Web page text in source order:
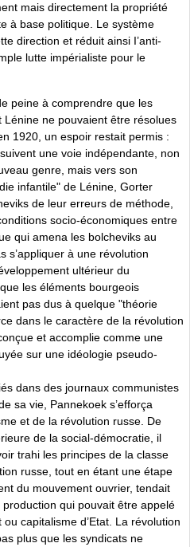
mais directement la propriété
à base politique. Le système
direction et réduit ainsi I’anti-
lutte impérialiste pour le
peine à comprendre que les
ne pouvaient être résolues
1920, un espoir restait permis :
une voie indépendante, non
genre, mais vers son
infantile" de Lénine, Gorter
de leur erreurs de méthode,
socio-économiques entre
qui amena les bolcheviks au
s’appliquer à une révolution
ultérieur du
les éléments bourgeois
pas dus à quelque "théorie
dans le caractère de la révolution
et accomplie comme une
sur une idéologie pseudo-
dans des journaux communistes
sa vie, Pannekoek s’efforça
et de la révolution russe. De
de la social-démocratie, il
trahi les principes de la classe
russe, tout en étant une étape
du mouvement ouvrier, tendait
qui pouvait être appelé
capitalisme d’Etat. La révolution
plus que les syndicats ne